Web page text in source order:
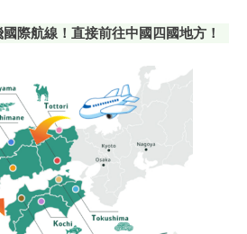
際航線！直接前往中國四國地方！